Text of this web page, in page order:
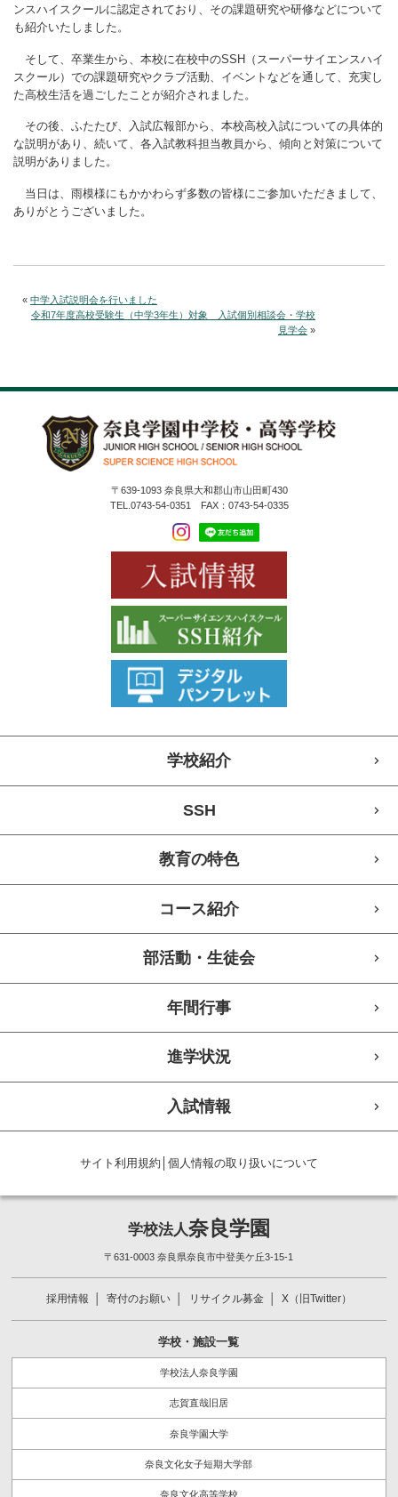
ンスハイスクールに認定されており、その課題研究や研修などについて
も紹介いたしました。
そして、卒業生から、本校に在校中のSSH（スーパーサイエンスハイ
スクール）での課題研究やクラブ活動、イベントなどを通して、充実し
た高校生活を過ごしたことが紹介されました。
その後、ふたたび、入試広報部から、本校高校入試についての具体的
な説明があり、続いて、各入試教科担当教員から、傾向と対策について
説明がありました。
当日は、雨模様にもかかわらず多数の皆様にご参加いただきまして、
ありがとうございました。
« 中学入試説明会を行いました
令和7年度高校受験生（中学3年生）対象 入試個別相談会・学校
見学会 »
〒639-1093 奈良県大和郡山市山田町430
TEL.0743-54-0351 FAX：0743-54-0335
学校紹介
SSH
教育の特色
コース紹介
部活動・生徒会
年間行事
進学状況
入試情報
サイト利用規約 個人情報の取り扱いについて
学校法人奈良学園
〒631-0003 奈良県奈良市中登美ケ丘3-15-1
採用情報 寄付のお願い リサイクル募金 X（旧Twitter）
学校・施設一覧
学校法人奈良学園
志賀直哉旧居
奈良学園大学
奈良文化女子短期大学部
奈良文化高等学校